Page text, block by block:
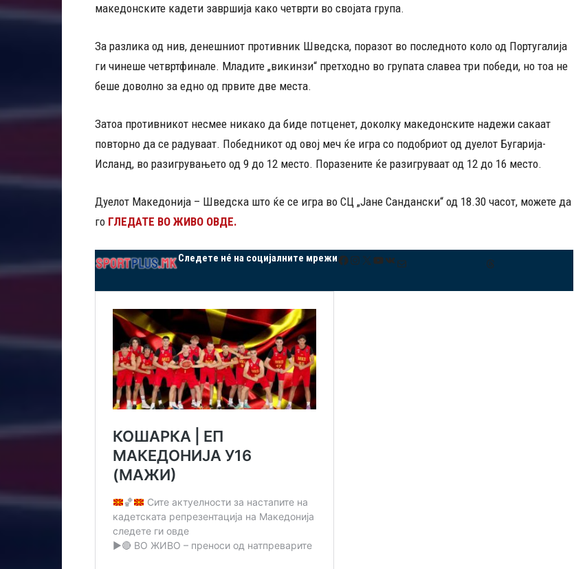
македонските кадети завршија како четврти во својата група.
За разлика од нив, денешниот противник Шведска, поразот во последното коло од Португалија
ги чинеше четвртфинале. Младите „викинзи“ претходно во групата славеа три победи, но тоа не
беше доволно за едно од првите две места.
Затоа противникот несмее никако да биде потценет, доколку македонските надежи сакаат
повторно да се радуваат. Победникот од овој меч ќе игра со подобриот од дуелот Бугарија-
Исланд, во разигрувањето од 9 до 12 место. Поразените ќе разигруваат од 12 до 16 место.
Дуелот Македонија – Шведска што ќе се игра во СЦ „Јане Сандански“ од 18.30 часот, можете да
го ГЛЕДАТЕ ВО ЖИВО ОВДЕ.
Следете нé на социјалните мрежиFacebook
Instagram
X YouTube
VK Mail Threads